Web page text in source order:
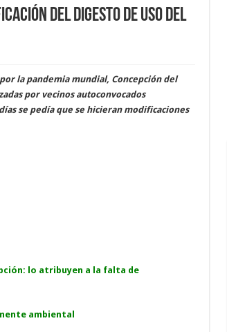
del Digesto de uso del
la pandemia mundial, Concepción del
por vecinos autoconvocados
se pedía que se hicieran modificaciones
lo atribuyen a la falta de
ambiental